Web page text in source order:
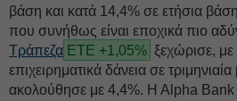
βάση και κατά 14,4% σε ετήσια
που συνήθως είναι εποχικά πιο
Τράπεζα ΕΤΕ +1,05% ξεχώρισε,
επιχειρηματικά δάνεια σε
ακολούθησε με 4,4%. Η Αlpha Bank